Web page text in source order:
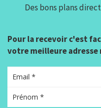
Des bons plans
Pour la recevoir c'est
votre meilleure adresse